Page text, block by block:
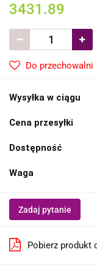
3431.89
Do przechowalni
Wysyłka w ciągu
Cena przesyłki
Dostępność
Waga
Zadaj pytanie
Pobierz produkt